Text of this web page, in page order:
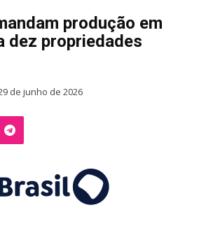
produção em
dez propriedades
de junho de 2026